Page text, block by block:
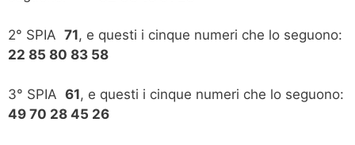
2° SPIA 71, e questi i cinque numeri che lo seguono:
22 85 80 83 58
3° SPIA 61, e questi i cinque numeri che lo seguono:
49 70 28 45 26